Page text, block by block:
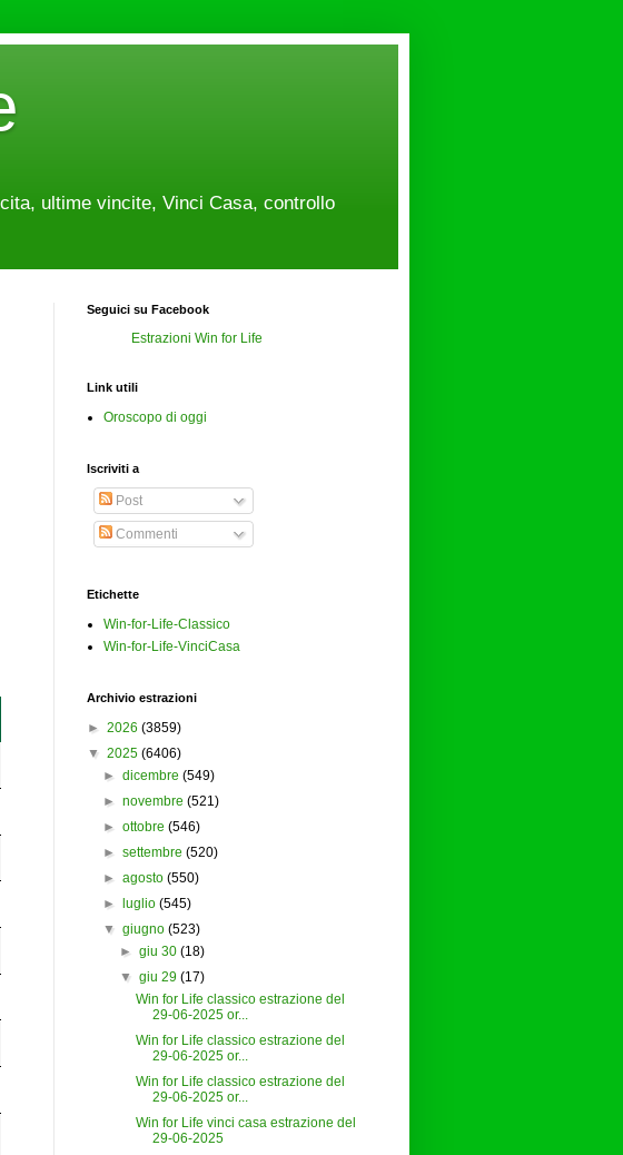
ultime vincite, Vinci Casa, controllo
Seguici su Facebook
Estrazioni Win for Life
Link utili
Oroscopo di oggi
Iscriviti a
Post
Commenti
Etichette
Win-for-Life-Classico
Win-for-Life-VinciCasa
Archivio estrazioni
► 2026 (3859)
▼ 2025 (6406)
►dicembre (549)
►novembre (521)
►ottobre (546)
►settembre (520)
►agosto (550)
►
luglio (545)
▼ giugno (523)
► giu 30 (18)
▼ giu 29 (17)
Win for Life classico estrazione del
29-06-2025 or...
Win for Life classico estrazione del
29-06-2025 or...
Win for Life classico estrazione del
29-06-2025 or...
Win for Life vinci casa estrazione del
29-06-2025